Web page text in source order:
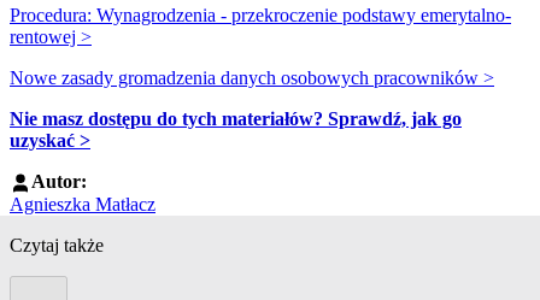
Procedura: Wynagrodzenia - przekroczenie podstawy emerytalno-
rentowej >
Nowe zasady gromadzenia danych osobowych pracowników >
Nie masz dostępu do tych materiałów? Sprawdź, jak go
uzyskać >
Autor:
Agnieszka Matłacz
Czytaj także